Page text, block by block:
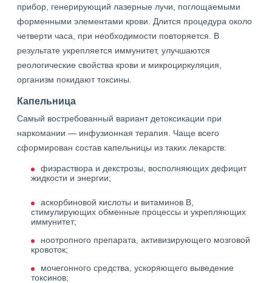
прибор, генерирующий лазерные лучи, поглощаемыми
форменными элементами крови. Длится процедура около
четверти часа, при необходимости повторяется. В
результате укрепляется иммунитет, улучшаются
реологические свойства крови и микроциркуляция,
организм покидают токсины.
Капельница
Самый востребованный вариант детоксикации при
наркомании — инфузионная терапия. Чаще всего
сформирован состав капельницы из таких лекарств:
физраствора и декстрозы, восполняющих дефицит
жидкости и энергии;
аскорбиновой кислоты и витаминов B,
стимулирующих обменные процессы и укрепляющих
иммунитет;
ноотропного препарата, активизирующего мозговой
кровоток;
мочегонного средства, ускоряющего выведение
токсинов;